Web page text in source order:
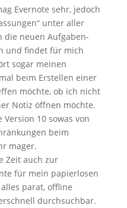
Evernote sehr, jedoch
unter aller
die neuen Aufgaben-
und findet für mich
sogar meinen
beim Erstellen einer
möchte, ob ich nicht
Notiz öffnen möchte.
10 sowas von
beim
mager.
Zeit auch zur
für mein papierlosen
parat, offline
durchsuchbar.